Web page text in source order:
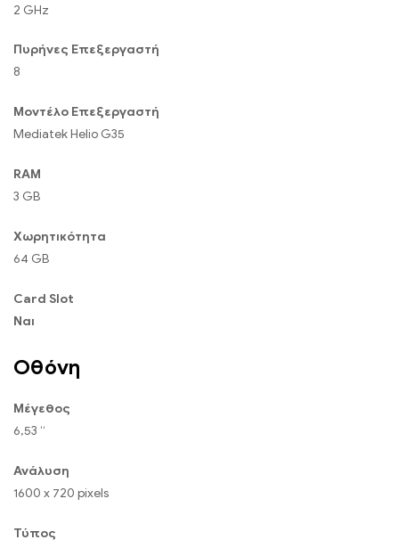
2 GHz
Πυρήνες Επεξεργαστή
8
Μοντέλο Επεξεργαστή
Mediatek Helio G35
RAM
3 GB
Χωρητικότητα
64 GB
Card Slot
Ναι
Οθόνη
Μέγεθος
6,53 “
Ανάλυση
1600 x 720 pixels
Τύπος